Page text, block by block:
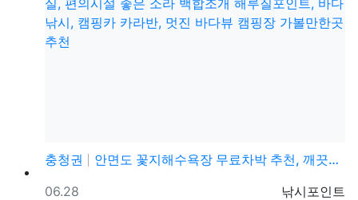
충청권
안면도 꽃지해수욕장 무료차박 추천, 깨끗한 화장실, 편…
등록자
낚시포인트
등록일
06.28